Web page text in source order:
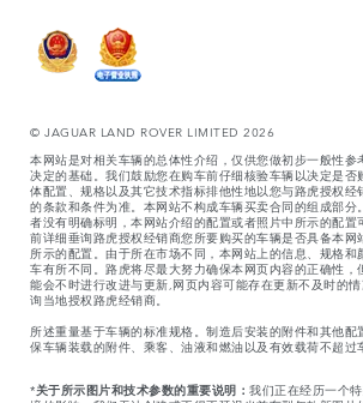
© JAGUAR LAND ROVER LIMITED 2026
本网站是对相关车辆的总体性介绍，仅供您做初步一般性参
决定的基础。我们鼓励您在购车前仔细核验车辆以决定是否
体配置、规格以及其它技术指标排他性地以您与路虎授权经
的条款和条件为准。本网站不构成车辆买卖合同的组成部分
者没有明确标明，本网站介绍的配置或者照片中所示的配置
前详细垂询路虎授权经销商您所要购买的车辆是否具备本网
所示的配置。由于所在市场不同，本网站上的信息、规格
车有所不同。路虎将尽最大努力确保本网页内容的正确性，
能会不时进行改进与更新,网页内容可能存在更新不及时的
询当地授权路虎经销商。
所述重量基于车辆的标准规格。制造后安装的附件和其他
保车辆装载的附件、乘客、油液和燃油以及有效载荷不超过
*关于所示图片和技术参数的重要说明： 我们正在经历一个